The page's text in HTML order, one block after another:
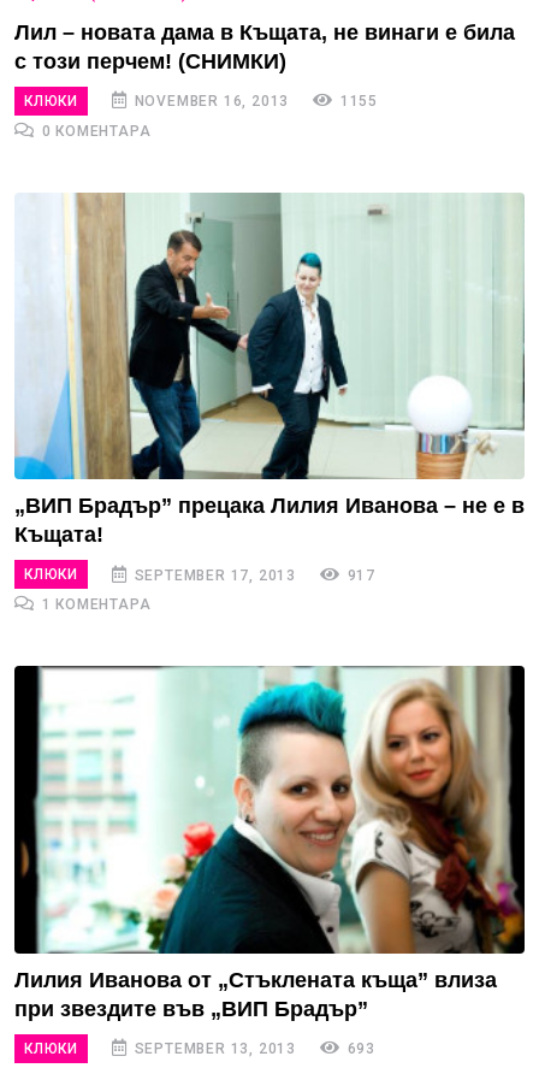
Лил – новата дама в Къщата, не винаги е била
с този перчем! (СНИМКИ)
КЛЮКИ NOVEMBER 16, 2013
1155
0 КОМЕНТАРА
„ВИП Брадър” прецака Лилия Иванова – не е в
Къщата!
КЛЮКИ SEPTEMBER 17, 2013
917
1 КОМЕНТАРА
Лилия Иванова от „Стъклената къща” влиза
при звездите във „ВИП Брадър”
КЛЮКИ SEPTEMBER 13, 2013
693